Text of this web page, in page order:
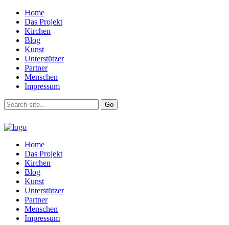
Home
Das Projekt
Kirchen
Blog
Kunst
Unterstützer
Partner
Menschen
Impressum
Home
Das Projekt
Kirchen
Blog
Kunst
Unterstützer
Partner
Menschen
Impressum